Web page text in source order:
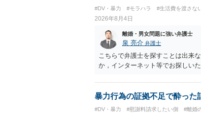
#DV・暴力 #モラハラ #生活費を渡さな
2026年8月4日
離婚・男女問題に強い弁護士
泉 亮介 弁護士
こちらで弁護士を探すことは出来
か，インターネット等でお探しい
暴力行為の証拠不足で酔った
#DV・暴力 #慰謝料請求したい側 #離婚